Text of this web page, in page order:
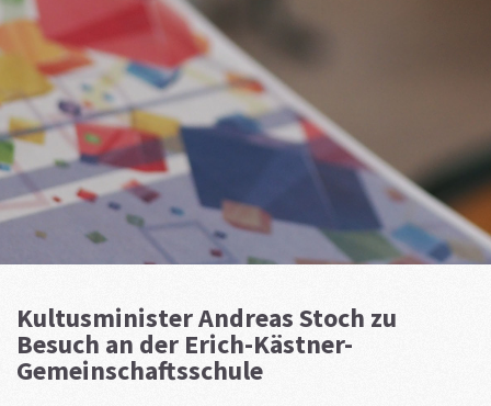
Kultusminister Andreas Stoch zu
Besuch an der Erich-Kästner-
Gemeinschaftsschule